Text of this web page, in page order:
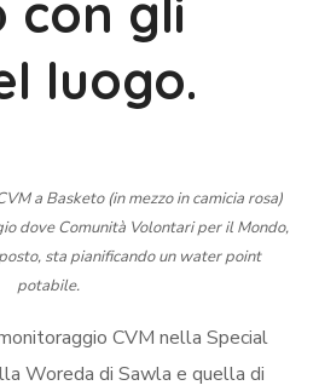
con gli
luogo.
a Basketo (in mezzo in camicia rosa)
dove Comunità Volontari per il Mondo,
sta pianificando un water point
potabile.
CVM nella Special
Woreda di Sawla e quella di